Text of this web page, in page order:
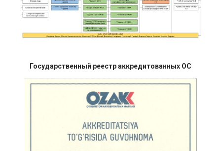
Государственный реестр аккредитованных ОС